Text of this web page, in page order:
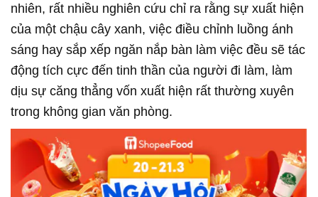
nhiên, rất nhiều nghiên cứu chỉ ra rằng sự xuất hiện
của một chậu cây xanh, việc điều chỉnh luồng ánh
sáng hay sắp xếp ngăn nắp bàn làm việc đều sẽ tác
động tích cực đến tinh thần của người đi làm, làm
dịu sự căng thẳng vốn xuất hiện rất thường xuyên
trong không gian văn phòng.